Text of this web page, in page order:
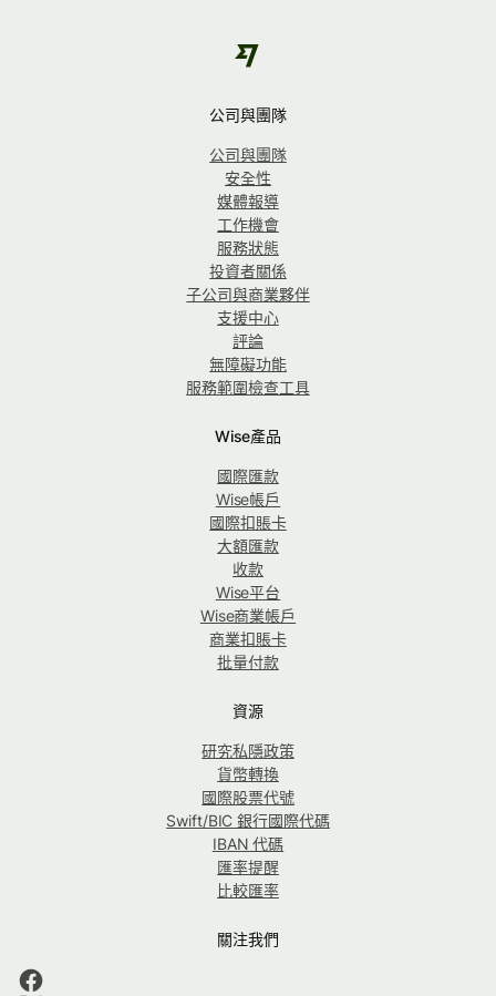
公司與團隊
公司與團隊
安全性
媒體報導
工作機會
服務狀態
投資者關係
子公司與商業夥伴
支援中心
評論
無障礙功能
服務範圍檢查工具
Wise產品
國際匯款
Wise帳戶
國際扣賬卡
大額匯款
收款
Wise平台
Wise商業帳戶
商業扣賬卡
批量付款
資源
研究私隱政策
貨幣轉換
國際股票代號
Swift/BIC 銀行國際代碼
IBAN 代碼
匯率提醒
比較匯率
關注我們